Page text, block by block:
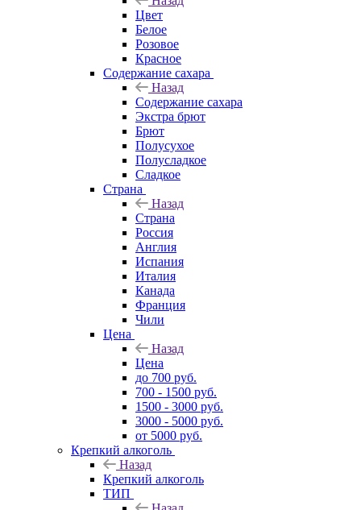
Цвет
Белое
Розовое
Красное
Содержание сахара
Назад
Содержание сахара
Экстра брют
Брют
Полусухое
Полусладкое
Сладкое
Страна
Назад
Страна
Россия
Англия
Испания
Италия
Канада
Франция
Чили
Цена
Назад
Цена
до 700 руб.
700 - 1500 руб.
1500 - 3000 руб.
3000 - 5000 руб.
от 5000 руб.
Крепкий алкоголь
Назад
Крепкий алкоголь
ТИП